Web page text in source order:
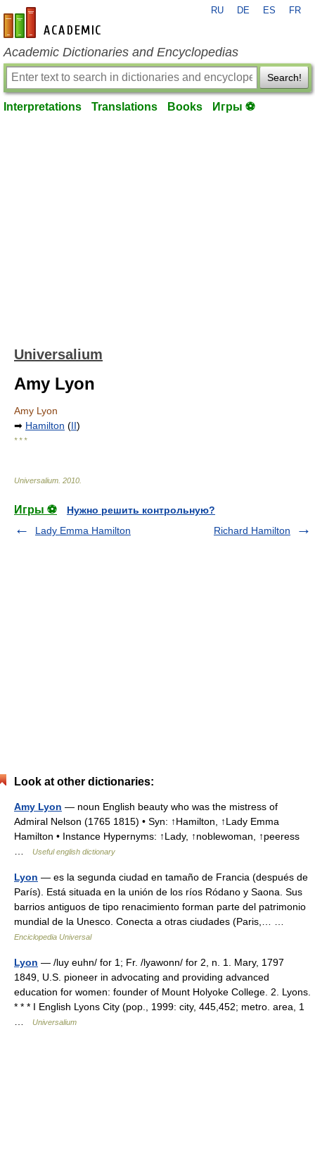
en-academic.com
RU DE ES FR
Academic Dictionaries and Encyclopedias
Search!
Interpretations Translations Books Игры ⚽
Universalium
Amy Lyon
Amy Lyon
➡ Hamilton (II)
* * *
Universalium 2010
Игры ⚽
Нужно решить контрольную?
Lady Emma Hamilton
Richard Hamilton
Look at other dictionaries:
Amy Lyon — noun English beauty who was the mistress of
Admiral Nelson (1765 1815) • Syn: ↑Hamilton, ↑Lady Emma
Hamilton • Instance Hypernyms: ↑Lady, ↑noblewoman, ↑peeress
Useful english dictionary
Lyon — es la segunda ciudad en tamaño de Francia (después de
París). Está situada en la unión de los ríos Ródano y Saona. Sus
barrios antiguos de tipo renacimiento forman parte del patrimonio
mundial de la Unesco. Conecta a otras ciudades (Paris,… …
Enciclopedia Universal
Lyon — /luy euhn/ for 1; Fr. /lyawonn/ for 2, n. 1. Mary, 1797
1849, U.S. pioneer in advocating and providing advanced
education for women: founder of Mount Holyoke College. 2. Lyons.
* * * I English Lyons City (pop., 1999: city, 445,452; metro. area, 1
Universalium